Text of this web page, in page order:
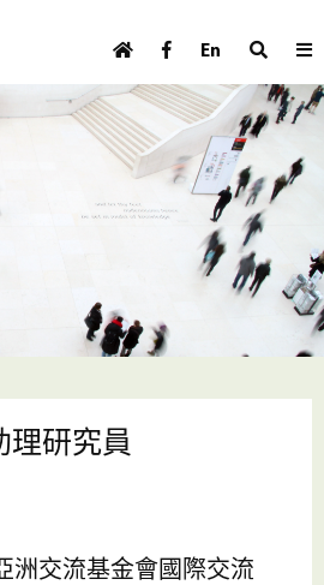
main content
s
e
r
m
e
En
理研究員
洲交流基金會國際交流